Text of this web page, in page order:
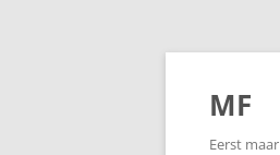
Ga
inhoud
MF
Eerst